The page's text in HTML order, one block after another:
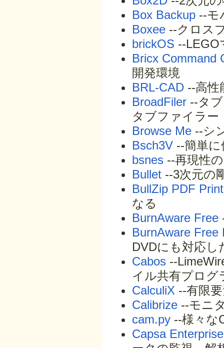
Box Backup --モ
Boxee --クロス
brickOS --LEGO
Bricx Command
開発環境
BRL-CAD --高性
BroadFiler --タ
タブファイラー
Browse Me --シ
Bsch3V --簡単
bsnes --再現性
Bullet --3次元の
BullZip PDF
なる
BurnAware Free
BurnAware Free
DVDにも対応
Cabos --
イル共有プログ
CalculiX --有限
Calibrize --モニ
cam.py --様々な
Capsa